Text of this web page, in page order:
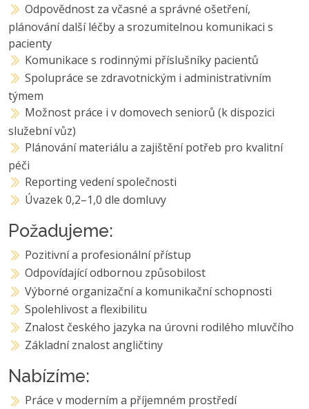
Odpovědnost za včasné a správné ošetření,
plánování další léčby a srozumitelnou komunikaci s
pacienty
Komunikace s rodinnými příslušníky pacientů
Spolupráce se zdravotnickým i administrativním
týmem
Možnost práce i v domovech seniorů (k dispozici
služební vůz)
Plánování materiálu a zajištění potřeb pro kvalitní
péči
Reporting vedení společnosti
Úvazek 0,2–1,0 dle domluvy
Požadujeme:
Pozitivní a profesionální přístup
Odpovídající odbornou způsobilost
Výborné organizační a komunikační schopnosti
Spolehlivost a flexibilitu
Znalost českého jazyka na úrovni rodilého mluvčího
Základní znalost angličtiny
Nabízíme:
Práce v moderním a příjemném prostředí